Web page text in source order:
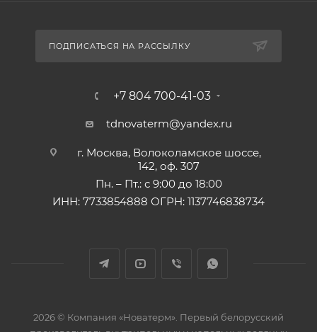
ПОДПИСАТЬСЯ НА РАССЫЛКУ
+7 804 700-41-03
tdnovaterm@yandex.ru
г. Москва, Волоколамское шоссе,
142, оф. 307
Пн. – Пт.: с 9:00 до 18:00
ИНН: 7733854888 ОГРН: 1137746838734
2026 © Компания «Новатерм». Первый белорусский